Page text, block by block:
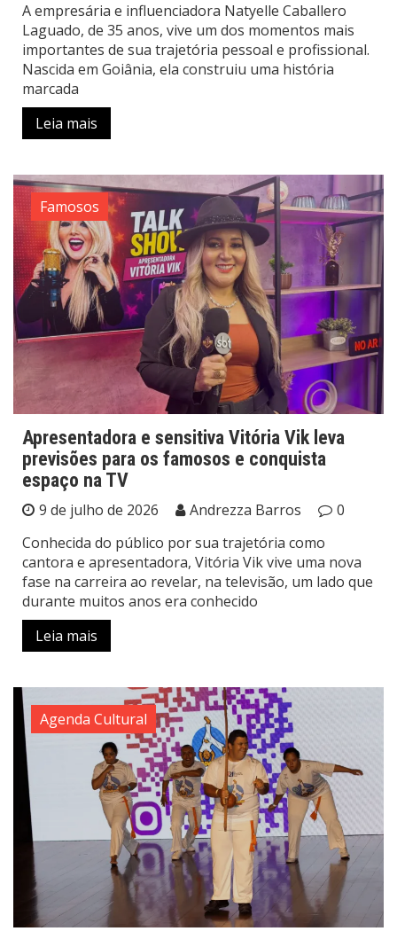
A empresária e influenciadora Natyelle Caballero
Laguado, de 35 anos, vive um dos momentos mais
importantes de sua trajetória pessoal e profissional.
Nascida em Goiânia, ela construiu uma história
marcada
Leia mais
Famosos
Apresentadora e sensitiva Vitória Vik leva
previsões para os famosos e conquista
espaço na TV
9 de julho de 2026 Andrezza Barros
0
Conhecida do público por sua trajetória como
cantora e apresentadora, Vitória Vik vive uma nova
fase na carreira ao revelar, na televisão, um lado que
durante muitos anos era conhecido
Leia mais
Agenda Cultural